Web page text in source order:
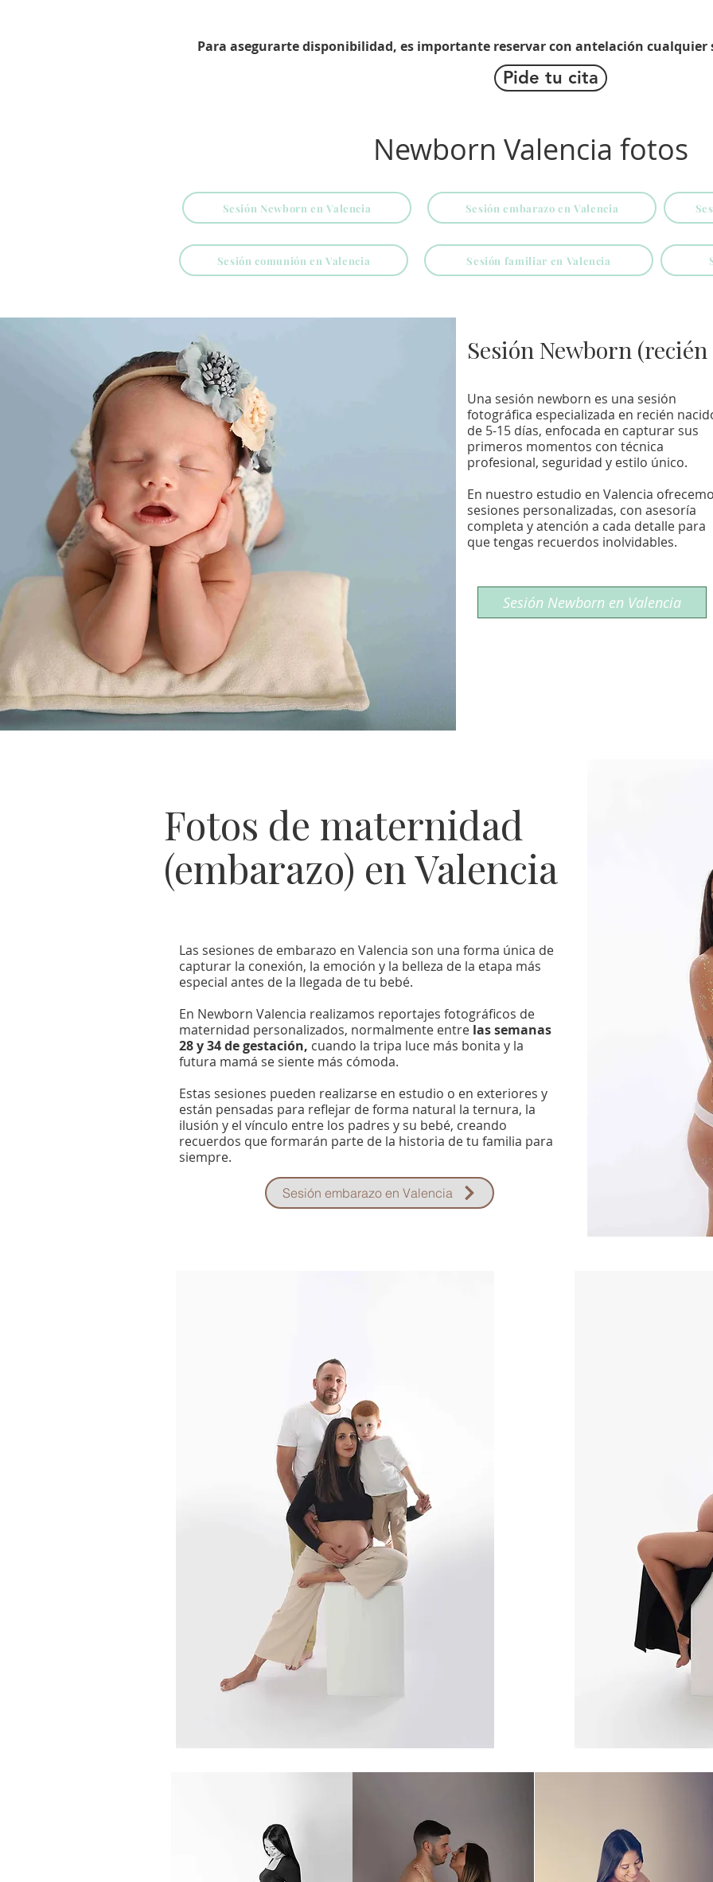
Para asegurarte disponibilidad, es importante reservar con antelación cualquier
Pide tu cita
Newborn Valencia fotos
Sesión Newborn en Valencia Sesión embarazo en Valencia
Sesión comunión en Valencia Sesión familiar en Valencia
Sesión Newborn
Una sesión newborn es una sesión
fotográfica especializada en recién
de 5-15 días, enfocada en capturar sus
primeros momentos con técnica
profesional, seguridad y estilo único.
En nuestro estudio en Valencia
sesiones personalizadas, con asesoría
completa y atención a cada detalle para
que tengas recuerdos inolvidables.
Sesión Newborn en Valencia
Fotos de maternidad
(embarazo) en Valencia
Las sesiones de embarazo en Valencia son una forma única de
capturar la conexión, la emoción y la belleza de la etapa más
especial antes de la llegada de tu bebé.
En Newborn Valencia realizamos reportajes fotográficos de
maternidad personalizados, normalmente entre las semanas
28 y 34 de gestación, cuando la tripa luce más bonita y la
futura mamá se siente más cómoda.
Estas sesiones pueden realizarse en estudio o en exteriores y
están pensadas para reflejar de forma natural la ternura, la
ilusión y el vínculo entre los padres y su bebé, creando
recuerdos que formarán parte de la historia de tu familia para
siempre.
Sesión embarazo en Valencia